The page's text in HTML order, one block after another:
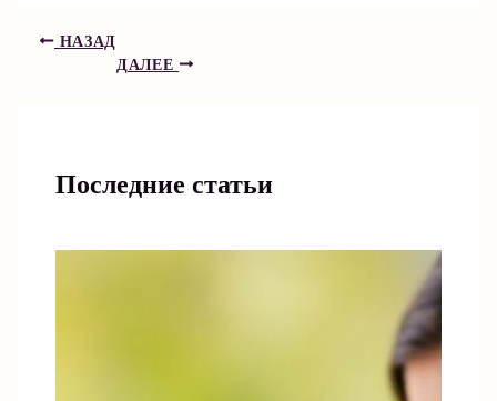
НАЗАД
ДАЛЕЕ
Последние статьи